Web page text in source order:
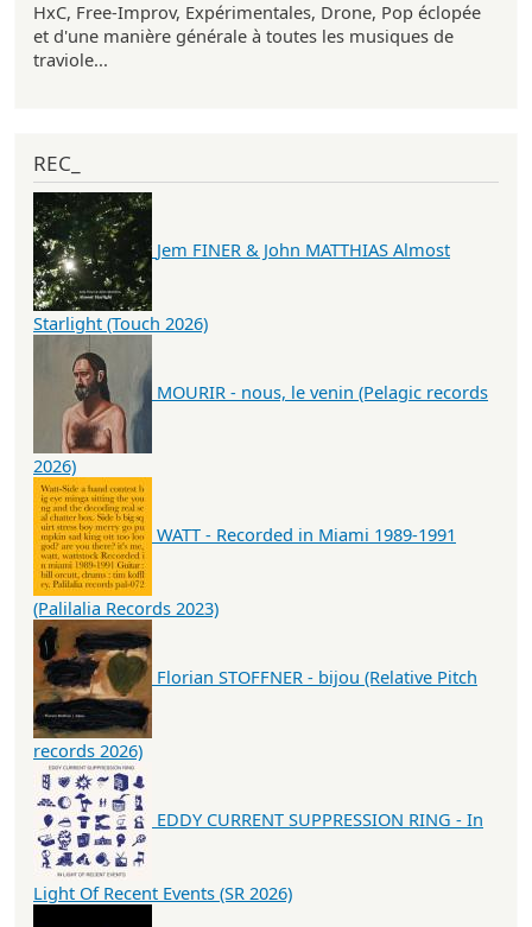
HxC, Free-Improv, Expérimentales, Drone, Pop éclopée
et d'une manière générale à toutes les musiques de
traviole...
REC_
Jem FINER & John MATTHIAS Almost
Starlight (Touch 2026)
MOURIR - nous, le venin (Pelagic records
2026)
WATT - Recorded in Miami 1989-1991
(Palilalia Records 2023)
Florian STOFFNER - bijou (Relative Pitch
records 2026)
EDDY CURRENT SUPPRESSION RING - In
Light Of Recent Events (SR 2026)